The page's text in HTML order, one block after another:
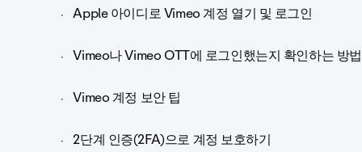
Apple 아이디로 Vimeo 계정 열기 및 로그인
Vimeo나 Vimeo OTT에 로그인했는지 확인하는 방
Vimeo 계정 보안 팁
2단계 인증(2FA)으로 계정 보호하기